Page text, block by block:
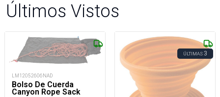
Últimos Vistos
LM12052606NAD
Bolso De Cuerda
Canyon Rope Sack
ÚLTIMAS3